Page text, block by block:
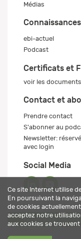
Médias
Connaissances
ebi-actuel
Podcast
Certificats et
voir les documents
Contact et
Prendre contact
S'abonner au
Newsletter:
avec login
Social Media
Ce site Internet utilise
En poursuivant la
de cookies
acceptez notre
aux cookies se